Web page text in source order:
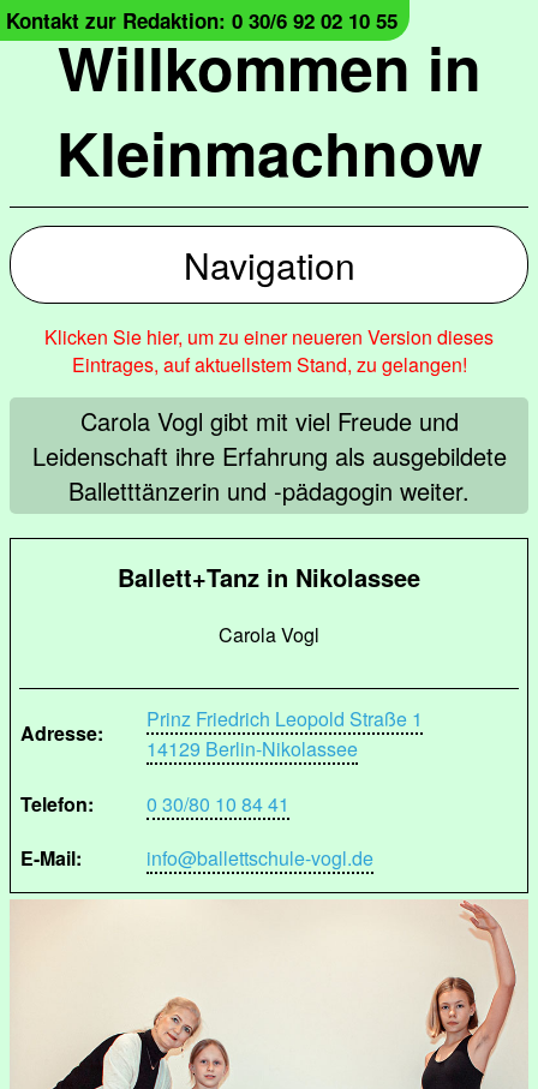
Willkommen in
Kleinmachnow
Kontakt zur Redaktion: 0 30/6 92 02 10 55
Navigation
Klicken Sie hier, um zu einer neueren Version dieses
Eintrages, auf aktuellstem Stand, zu gelangen!
Carola Vogl gibt mit viel Freude und
Leidenschaft ihre Erfahrung als ausgebildete
Balletttänzerin und -pädagogin weiter.
Ballett+Tanz in Nikolassee
Carola Vogl
Adresse:
Prinz Friedrich Leopold Straße 1
14129 Berlin-Nikolassee
Telefon:
0 30/80 10 84 41
E-Mail:
info@ballettschule-vogl.de